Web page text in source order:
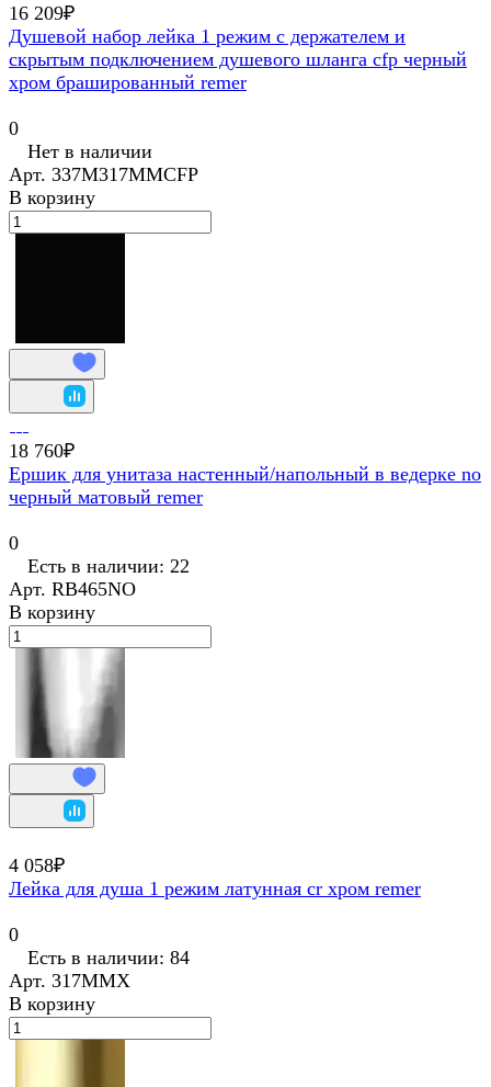
16 209₽
Душевой набор лейка 1 режим с держателем и
скрытым подключением душевого шланга cfp черный
хром брашированный remer
0
Нет в наличии
Арт. 337M317MMCFP
В корзину
18 760₽
Ершик для унитаза настенный/напольный в ведерке no
черный матовый remer
0
Есть в наличии: 22
Арт. RB465NO
В корзину
4 058₽
Лейка для душа 1 режим латунная cr хром remer
0
Есть в наличии: 84
Арт. 317MMX
В корзину